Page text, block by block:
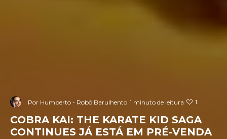
Por Humberto - Robô Barulhento 1 minuto de leitura 1
COBRA KAI: THE KARATE KID SAGA
CONTINUES JÁ ESTÁ EM PRÉ-VENDA